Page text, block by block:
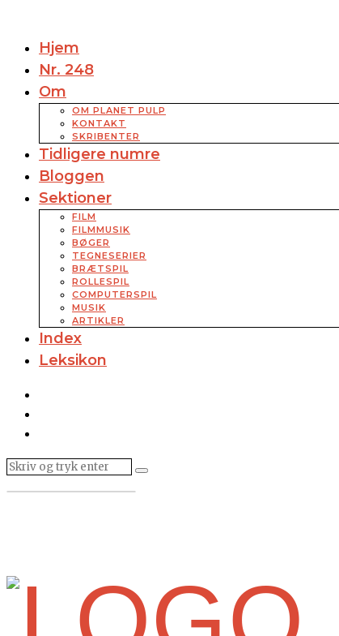
Hjem
Nr. 248
Om
OM PLANET PULP
KONTAKT
SKRIBENTER
Tidligere numre
Bloggen
Sektioner
FILM
FILMMUSIK
BØGER
TEGNESERIER
BRÆTSPIL
ROLLESPIL
COMPUTERSPIL
MUSIK
ARTIKLER
Index
Leksikon